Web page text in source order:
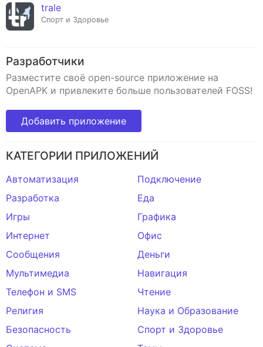
trale
Спорт и Здоровье
Разработчики
Разместите своё open-source приложение на
OpenAPK и привлеките больше пользователей FOSS!
Добавить приложение
КАТЕГОРИИ ПРИЛОЖЕНИЙ
Автоматизация
Подключение
Разработка
Еда
Игры
Графика
Интернет
Офис
Сообщения
Деньги
Мультимедиа
Навигация
Телефон и SMS
Чтение
Религия
Наука и Образование
Безопасность
Спорт и Здоровье